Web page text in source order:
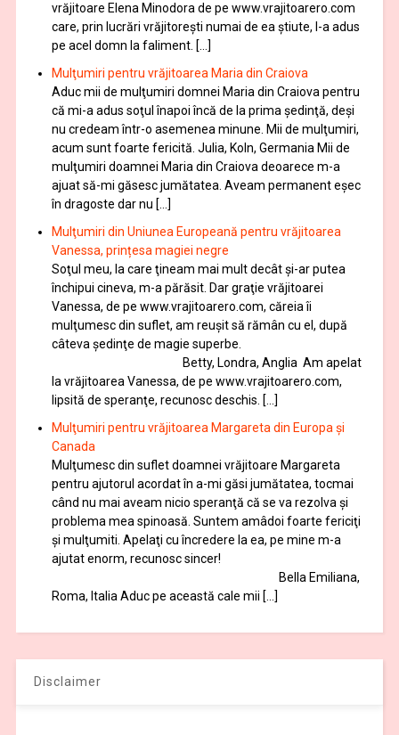
vrăjitoare Elena Minodora de pe www.vrajitoarero.com
care, prin lucrări vrăjitorești numai de ea ştiute, l-a adus
pe acel domn la faliment. […]
Mulţumiri pentru vrăjitoarea Maria din Craiova
Aduc mii de mulţumiri domnei Maria din Craiova pentru
că mi-a adus soţul înapoi încă de la prima şedinţă, deşi
nu credeam într-o asemenea minune. Mii de mulţumiri,
acum sunt foarte fericită. Julia, Koln, Germania Mii de
mulţumiri doamnei Maria din Craiova deoarece m-a
ajuat să-mi găsesc jumătatea. Aveam permanent eşec
în dragoste dar nu […]
Mulţumiri din Uniunea Europeană pentru vrăjitoarea
Vanessa, prințesa magiei negre
Soţul meu, la care ţineam mai mult decât și-ar putea
închipui cineva, m-a părăsit. Dar graţie vrăjitoarei
Vanessa, de pe www.vrajitoarero.com, căreia îi
mulţumesc din suflet, am reuşit să rămân cu el, după
câteva şedinţe de magie superbe.
Betty, Londra, Anglia Am apelat
la vrăjitoarea Vanessa, de pe www.vrajitoarero.com,
lipsită de speranţe, recunosc deschis. […]
Mulţumiri pentru vrăjitoarea Margareta din Europa și
Canada
Mulţumesc din suflet doamnei vrăjitoare Margareta
pentru ajutorul acordat în a-mi găsi jumătatea, tocmai
când nu mai aveam nicio speranţă că se va rezolva şi
problema mea spinoasă. Suntem amâdoi foarte fericiţi
şi mulţumiti. Apelaţi cu încredere la ea, pe mine m-a
ajutat enorm, recunosc sincer!
Bella Emiliana,
Roma, Italia Aduc pe această cale mii […]
Disclaimer